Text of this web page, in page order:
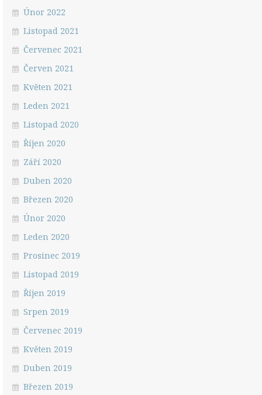
Únor 2022
Listopad 2021
Červenec 2021
Červen 2021
Květen 2021
Leden 2021
Listopad 2020
Říjen 2020
Září 2020
Duben 2020
Březen 2020
Únor 2020
Leden 2020
Prosinec 2019
Listopad 2019
Říjen 2019
Srpen 2019
Červenec 2019
Květen 2019
Duben 2019
Březen 2019